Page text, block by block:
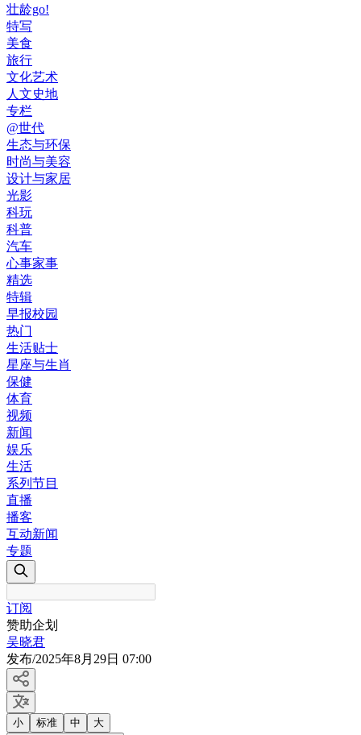
壮龄go!
特写
美食
旅行
文化艺术
人文史地
专栏
@世代
生态与环保
时尚与美容
设计与家居
光影
科玩
科普
汽车
心事家事
精选
特辑
早报校园
热门
生活贴士
星座与生肖
保健
体育
视频
新闻
娱乐
生活
系列节目
直播
播客
互动新闻
专题
订阅
赞助企划
吴晓君
发布/2025年8月29日 07:00
小 标准 中 大